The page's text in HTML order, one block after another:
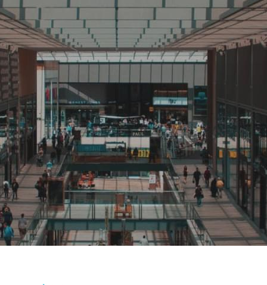
Ценовая категория
Средний
Изменить
Компания основана
1994
Количество объектов в мире
47
Количество объектов в России
47
Представлены в регионах
Москва
Санкт-Петербург,Барнаул, Бийск,Егорьевск,
Екатеринбург , Кемерово,Коломна ,Курган,Магнитогорск
Нижний Новгород ,Оренбург,Пермь,Сургут,Тюмень ,
Челябинск
Показать все
Изменить
Наличие франчайзинга
Нет
О компании
АГРОПРОМКРЕДИТ